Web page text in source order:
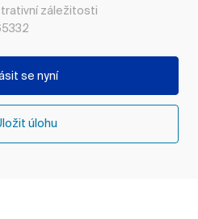
záležitosti
se nyní
úlohu